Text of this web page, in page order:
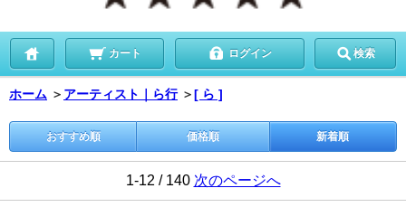
カート ログイン 検索
ホーム ＞ アーティスト｜ら行 ＞[ ら ]
おすすめ順 価格順 新着順
1-12 / 140 次のページへ